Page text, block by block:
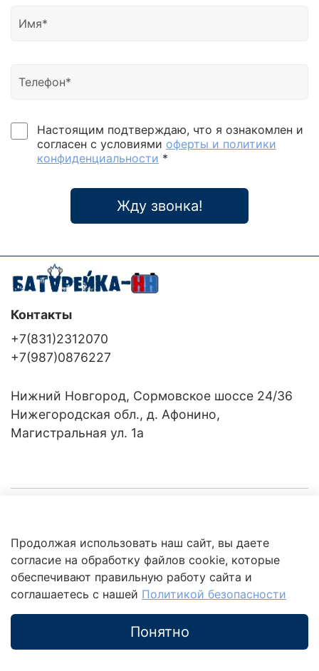
Настоящим подтверждаю, что я ознакомлен и
согласен с условиями оферты и политики
конфиденциальности *
Жду звонка!
Клиентам
Это интересно
Контакты
+7(831)2312070
+7(987)0876227
Нижний Новгород, Сормовское шоссе 24/36
Нижегородская обл., д. Афонино,
Магистральная ул. 1а
Продолжая использовать наш сайт, вы даете
согласие на обработку файлов cookie, которые
обеспечивают правильную работу сайта и
соглашаетесь с нашей Политикой безопасности
Понятно
обработки